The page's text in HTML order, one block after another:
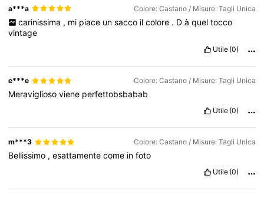
a***a Colore: Castano / Misure: Tagli Unica
carinissima , mi piace un sacco il colore . D à quel tocco
vintage
Utile (0)
e***e Colore: Castano / Misure: Tagli Unica
Meravigliosoviene perfettobsbabab
Utile (0)
m***3 Colore: Castano / Misure: Tagli Unica
Bellissimo ,esattamentecome infoto
Utile (0)